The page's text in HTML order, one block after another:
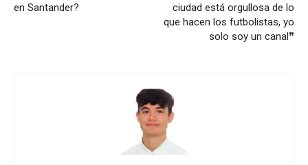
en Santander?
ciudad está orgullosa de lo
que hacen los futbolistas, yo
solo soy un canal❞